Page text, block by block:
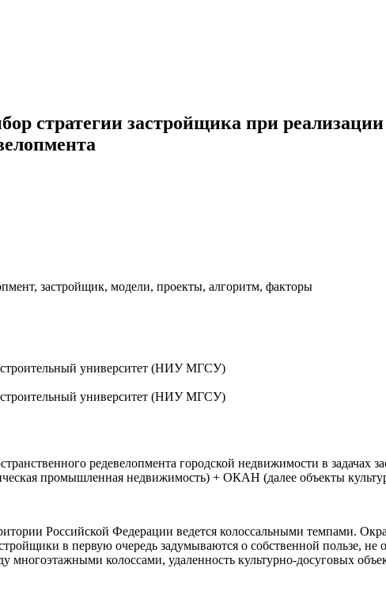
стратегии застройщика при реализации
застройщик, модели, проекты, алгоритм, факторы
строительный университет (НИУ МГСУ)
строительный университет (НИУ МГСУ)
редевелопмента городской недвижимости в задачах
промышленная недвижимость) + ОКАН (далее объекты
Российской Федерации ведется колоссальными темпами.
в первую очередь задумываются о собственной пользе,
многоэтажными колоссами, удаленность культурно-досуговых